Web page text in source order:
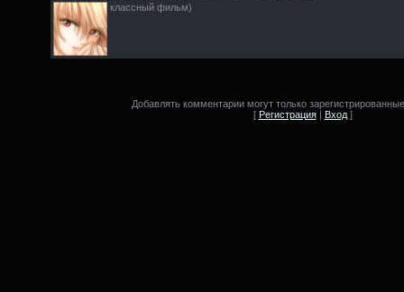
классный фильм)
Добавлять комментарии могут только
[ Регистрация| Вход]